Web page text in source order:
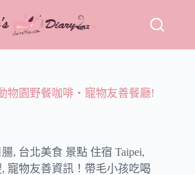
物園野餐咖啡‧寵物友善餐廳!
腸, 台北美食 景點 住宿 Taipei,
, 寵物友善資訊！帶毛小孩吃喝